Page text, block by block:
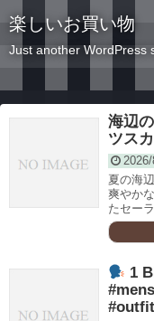
楽しいお買い物
Just another WordPress
海辺
ツス
夏の海
爽やか
たセー
1